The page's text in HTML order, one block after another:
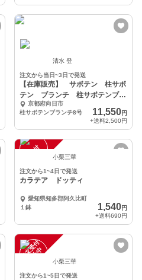
清水 登
注文から当日~3日で発送
【在庫販売】 サボテン 柱サボ
テン ブランチ 柱サボテンブラ
ンチ 鬼面角 ドライ
京都府向日市
柱サボテンブランチ8号
11,550円
+送料2,500円
注
文
受
付
停
止 小栗三華
注文から1~4日で発送
カラテア ドッティ
愛知県知多郡阿久比町
１鉢
1,540円
+送料690円
注
文
受
付
停
止
中 小栗三華
注文から1~5日で発送